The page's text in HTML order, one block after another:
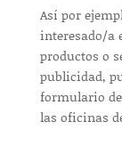
Así por
interesado/a
productos o
publicidad,
formulario
las oficinas